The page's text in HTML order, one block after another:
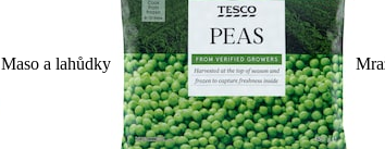
Maso a lahůdky